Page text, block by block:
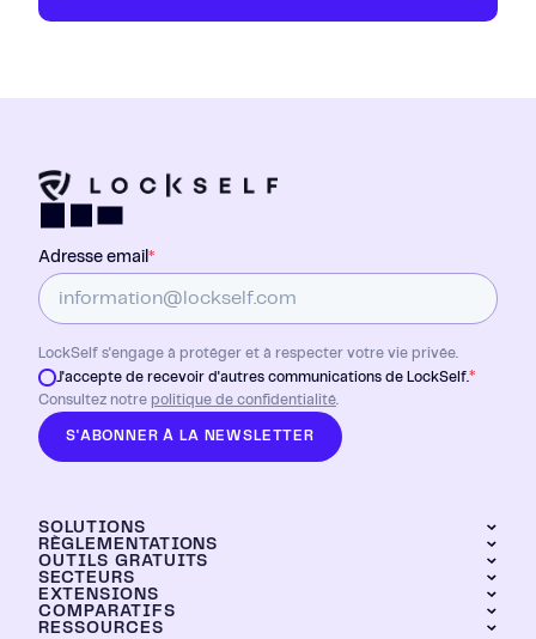
Adresse email *
LockSelf s'engage à protéger et à respecter votre vie privée.
J'accepte de recevoir d'autres communications de LockSelf.*
Consultez notre politique de confidentialité
S'ABONNER À LA NEWSLETTER
SOLUTIONS
LockPass
LockTransfer
LockFiles
Dashboard
RÈGLEMENTATIONS
DORA
NIS2
OUTILS GRATUITS
Générateur de mots de passe
Calculateur de ROI
SECTEURS
Industrie
EXTENSIONS
Chrome
COMPARATIFS
RESSOURCES